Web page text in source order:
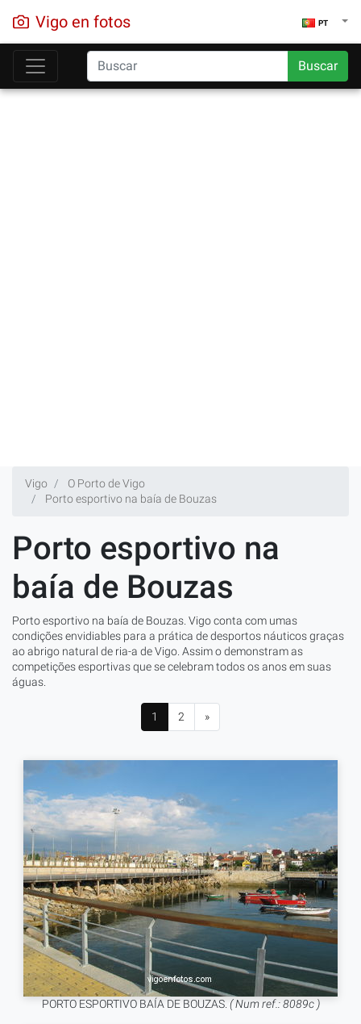
Vigo en fotos PT
Buscar
Vigo
O Porto de Vigo
Porto esportivo na baía de Bouzas
Porto esportivo na
baía de Bouzas
Porto esportivo na baía de Bouzas. Vigo conta com umas
condições envidiables para a prática de desportos náuticos graças
ao abrigo natural de ria-a de Vigo. Assim o demonstram as
competições esportivas que se celebram todos os anos em suas
águas.
1 2 »
PORTO ESPORTIVO BAÍA DE BOUZAS. ( Num ref.: 8089c )